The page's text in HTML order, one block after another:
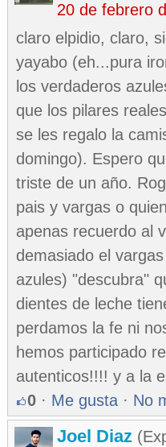
20 de febrero
claro elpidio, claro,
yayabo (eh...pura
los verdaderos
que los pilares
se les regalo la
domingo). Espero
triste de un año.
pais y vargas o
apenas recuerdo al
demasiado el
azules) "descubra"
dientes de leche
perdamos la fe ni
hemos participado
autenticos!!!! y a la
0 · Me gusta · No
Joel Diaz